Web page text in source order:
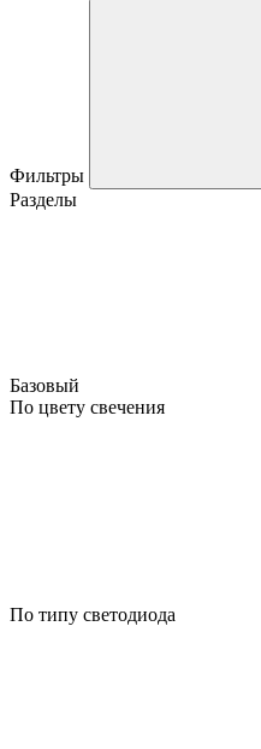
Фильтры
Разделы
Базовый
По цвету свечения
По типу светодиода